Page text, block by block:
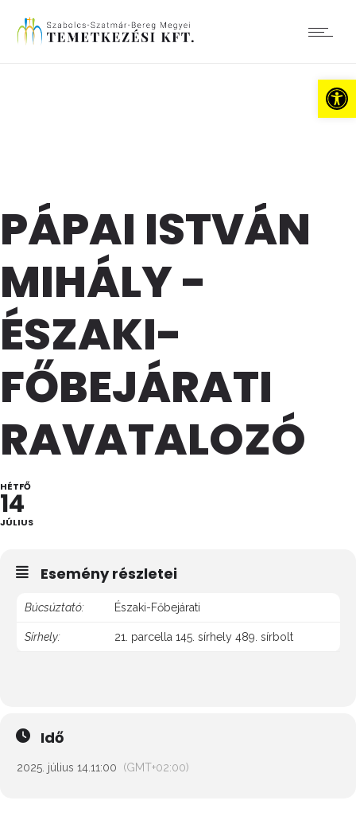
PÁPAI ISTVÁN
MIHÁLY -
ÉSZAKI-
FŐBEJÁRATI
RAVATALOZÓ
HÉTFŐ
14
JÚLIUS
Esemény részletei
Búcsúztató: Északi-Főbejárati
Sírhely: 21. parcella 145. sírhely 489. sírbolt
Idő
2025. július 14.11:00 (GMT+02:00)